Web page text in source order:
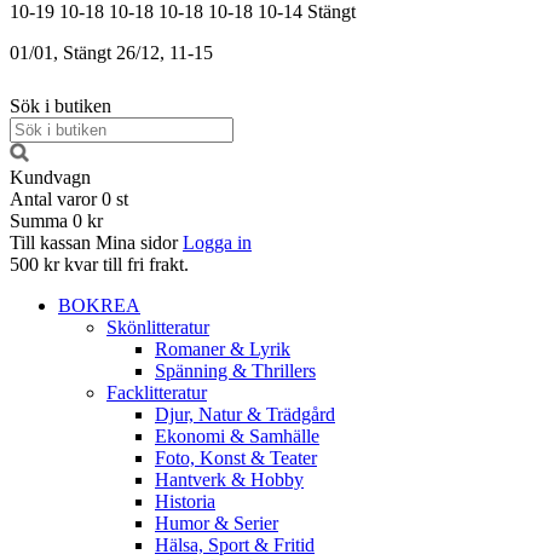
10-19 10-18 10-18 10-18 10-18 10-14 Stängt
01/01, Stängt 26/12, 11-15
Sök i butiken
Kundvagn
Antal varor 0 st
Summa 0 kr
Till kassan Mina sidor Logga in
500 kr kvar till fri frakt.
BOKREA
Skönlitteratur
Romaner & Lyrik
Spänning & Thrillers
Facklitteratur
Djur, Natur & Trädgård
Ekonomi & Samhälle
Foto, Konst & Teater
Hantverk & Hobby
Historia
Humor & Serier
Hälsa, Sport & Fritid